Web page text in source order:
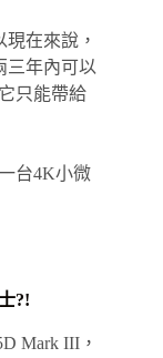
在來說，
三年內可以
只能帶給
台4K小微
?!
Mark III，